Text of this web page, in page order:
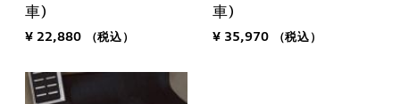
車)
¥ 22,880 （税込）
車)
¥ 35,970 （税込）